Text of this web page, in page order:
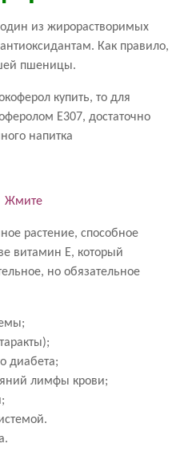
из жирорастворимых
Как правило,
пшеницы.
купить, то для
Е307, достаточно
напитка
Жмите
растение, способное
витамин Е, который
но обязательное
диабета;
лимфы крови;